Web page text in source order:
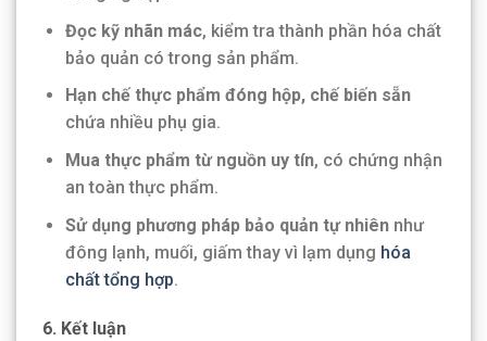
Đọc kỹ nhãn mác, kiểm tra thành phần hóa chất
bảo quản có trong sản phẩm.
Hạn chế thực phẩm đóng hộp, chế biến sẵn
chứa nhiều phụ gia.
Mua thực phẩm từ nguồn uy tín, có chứng nhận
an toàn thực phẩm.
Sử dụng phương pháp bảo quản tự nhiênnhư
đông lạnh, muối, giấm thay vì lạm dụng hóa
chất tổng hợp.
6. Kết luận